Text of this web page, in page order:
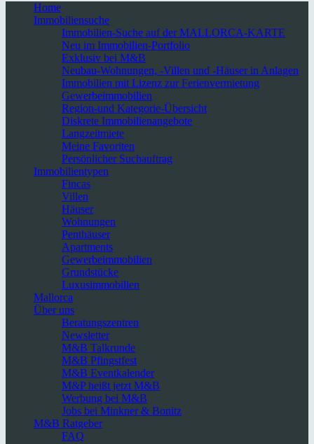
Home
Immobiliensuche
Immobilien-Suche auf der MALLORCA-KARTE
Neu im Immobilien-Portfolio
Exklusiv bei M&B
Neubau-Wohnungen, -Villen und -Häuser in Anlagen
Immobilien mit Lizenz zur Ferienvermietung
Gewerbeimmobilien
Region-und Kategorie-Übersicht
Diskrete Immobilienangebote
Langzeitmiete
Meine Favoriten
Persönlicher Suchauftrag
Immobilientypen
Fincas
Villen
Häuser
Wohnungen
Penthäuser
Apartments
Gewerbeimmobilien
Grundstücke
Luxusimmobilien
Mallorca
Über uns
Beratungszentren
Newsletter
M&B Talkrunde
M&B Pfingstfest
M&B Eventkalender
M&P heißt jetzt M&B
Werbung bei M&B
Jobs bei Minkner & Bonitz
M&B Ratgeber
FAQ